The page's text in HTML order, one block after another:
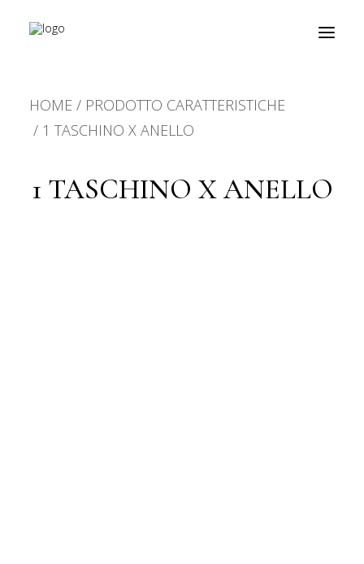
prodotti
personalizzazioni
HOME
PRODOTTO CARATTERISTICHE
1 TASCHINO X ANELLO
1 TASCHINO X ANELLO